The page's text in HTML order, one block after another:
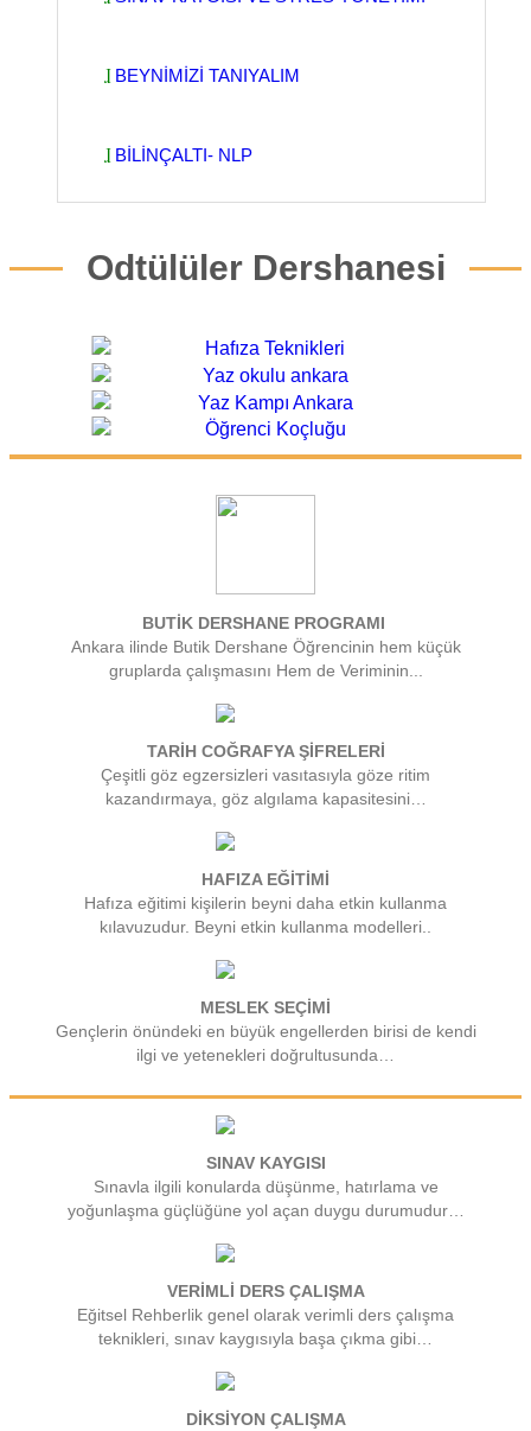
BEYNİMİZİ TANIYALIM
BİLİNÇALTI- NLP
Odtülüler Dershanesi
BUTİK DERSHANE PROGRAMI
Ankara ilinde Butik Dershane Öğrencinin hem küçük
gruplarda çalışmasını Hem de Veriminin...
TARİH COĞRAFYA ŞİFRELERİ
Çeşitli göz egzersizleri vasıtasıyla göze ritim
kazandırmaya, göz algılama kapasitesini…
HAFIZA EĞİTİMİ
Hafıza eğitimi kişilerin beyni daha etkin kullanma
kılavuzudur. Beyni etkin kullanma modelleri..
MESLEK SEÇİMİ
Gençlerin önündeki en büyük engellerden birisi de kendi
ilgi ve yetenekleri doğrultusunda…
SINAV KAYGISI
Sınavla ilgili konularda düşünme, hatırlama ve
yoğunlaşma güçlüğüne yol açan duygu durumudur…
VERİMLİ DERS ÇALIŞMA
Eğitsel Rehberlik genel olarak verimli ders çalışma
teknikleri, sınav kaygısıyla başa çıkma gibi…
DİKSİYON ÇALIŞMA